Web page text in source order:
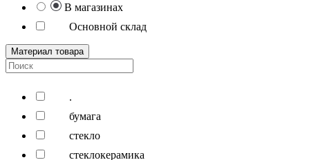
В магазинах
Основной склад
Материал товара
.
бумага
стекло
стеклокерамика